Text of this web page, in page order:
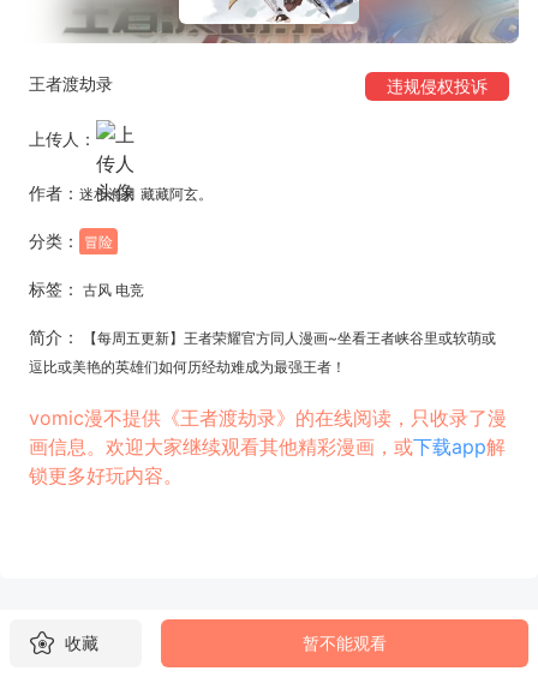
王者渡劫录 违规侵权投诉
上传人：
作者： 迷相海月 藏藏阿玄。
分类： 冒险
标签： 古风 电竞
简介：
【每周五更新】王者荣耀官方同人漫画~坐看王者峡谷里或软萌或
逗比或美艳的英雄们如何历经劫难成为最强王者！
vomic漫不提供《王者渡劫录》的在线阅读，只收录了漫
画信息。欢迎大家继续观看其他精彩漫画，或下载app解
锁更多好玩内容。
收藏 暂不能观看